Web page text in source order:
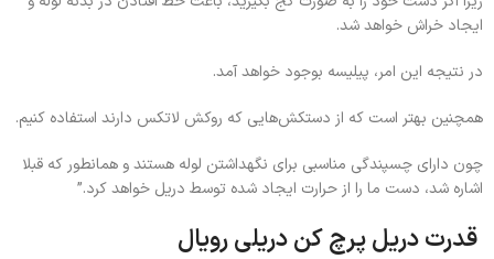
ایجاد خراش خواهد شد.
در نتیجه این امر، پیلیسه بوجود خواهد آمد.
همچنین بهتر است که از دستکش‌هایی که روکش لاتکس دارند استفاده کنیم.
چون دارای چسپندگی مناسبی برای نگهداشتن لوله هستند و همانطور که قبلا
اشاره شد، دست ما را از حرارت ایجاد شده توسط دریل خواهد کرد.”
قدرت دریل پرچ کن دریلی رویال